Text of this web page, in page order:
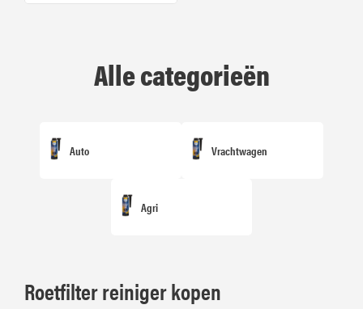
Alle categorieën
Auto Vrachtwagen
Agri
Roetfilter reiniger kopen